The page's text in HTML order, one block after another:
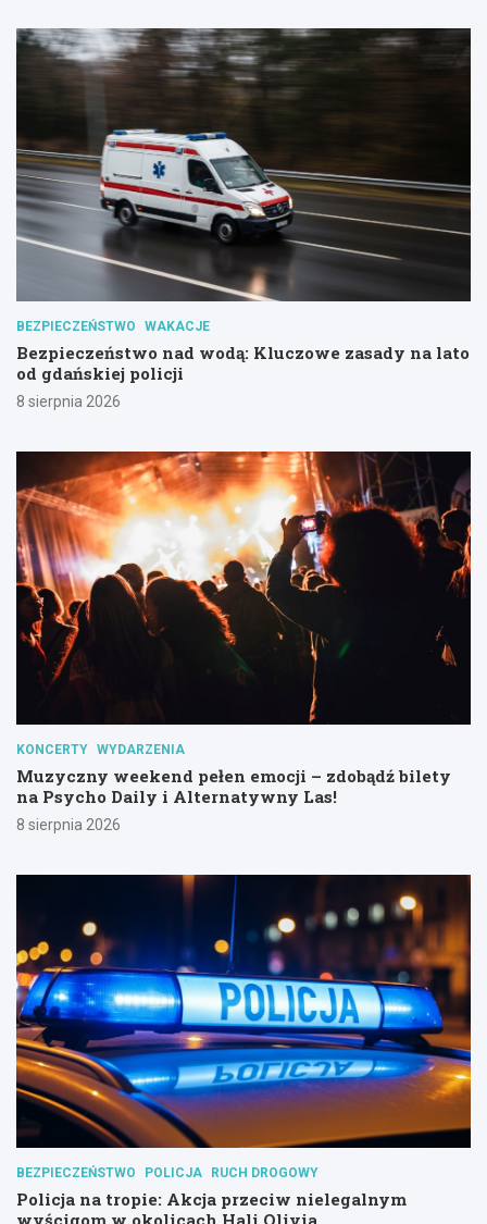
BEZPIECZEŃSTWO WAKACJE
Bezpieczeństwo nad wodą: Kluczowe zasady na lato
od gdańskiej policji
8 sierpnia 2026
KONCERTY WYDARZENIA
Muzyczny weekend pełen emocji – zdobądź bilety
na Psycho Daily i Alternatywny Las!
8 sierpnia 2026
BEZPIECZEŃSTWO POLICJA RUCH DROGOWY
Policja na tropie: Akcja przeciw nielegalnym
wyścigom w okolicach Hali Olivia